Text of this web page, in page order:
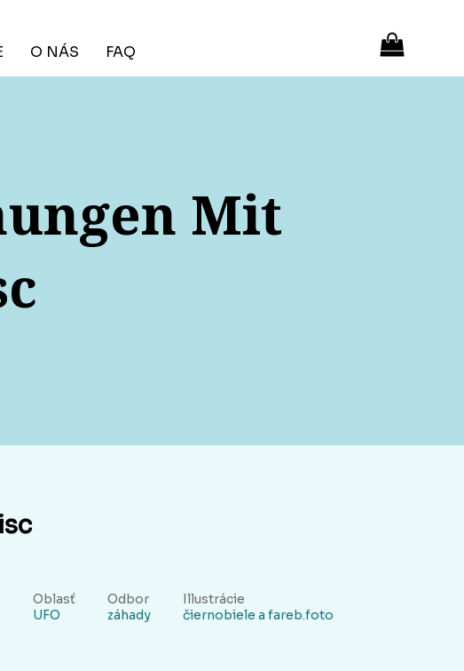
O NÁS FAQ
Mit
Oblasť
UFO
Odbor
záhady
Illustrácie
čiernobiele a fareb.foto